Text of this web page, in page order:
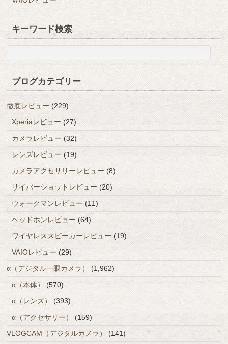
キーワード検索
ブログカテゴリー
徹底レビュー (229)
Xperiaレビュー (27)
カメラレビュー (32)
レンズレビュー (19)
カメラアクセサリーレビュー (8)
サイバーショットレビュー (20)
ウォークマンレビュー (11)
ヘッドホンレビュー (64)
ワイヤレススピーカーレビュー (19)
VAIOレビュー (29)
α（デジタル一眼カメラ）
(1,962)
α（本体）
(570)
α（レンズ）
(393)
α（アクセサリー）
(159)
VLOGCAM（デジタルカメラ）
(141)